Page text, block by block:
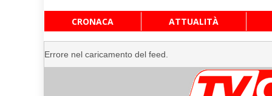
al
contenuto
CRONACA ATTUALITÀ
Errore nel caricamento del feed.